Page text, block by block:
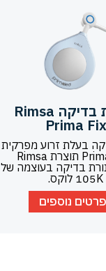
מנורת בדיקה Rimsa
Prima Fix
בעלת זרוע מפרקית
Prima Flex תוצרת Rimsa
בדיקה בעוצמה של
105K לוקס.
נוספים